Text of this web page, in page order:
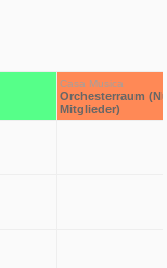
Casa Musica
Orchesterraum
Mitglieder)